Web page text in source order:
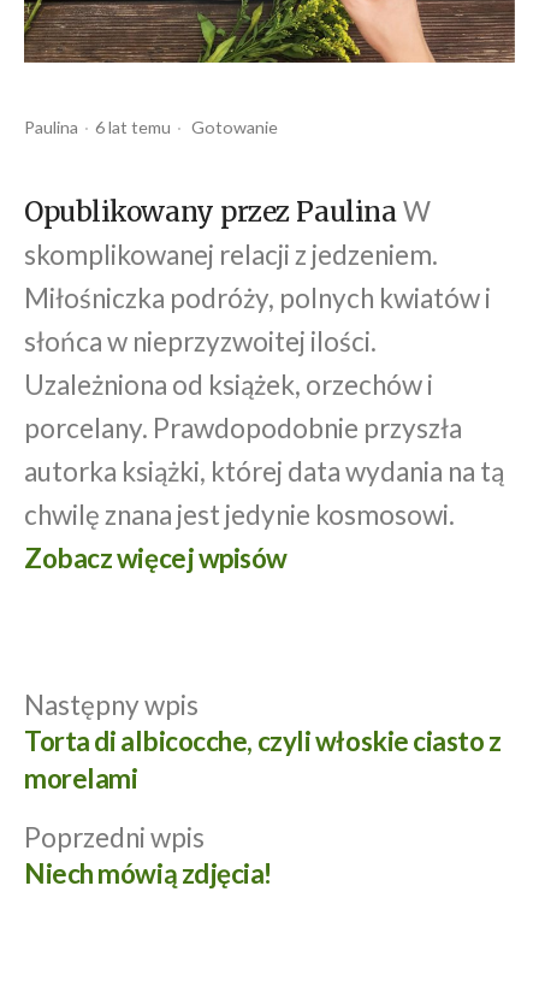
Opublikowany
Paulina 6 lat temu
Opublikowany
Gotowanie
Opublikowany przez PaulinaW
skomplikowanej relacji z jedzeniem.
Miłośniczka podróży, polnych kwiatów i
słońca w nieprzyzwoitej ilości.
Uzależniona od książek, orzechów i
porcelany. Prawdopodobnie przyszła
autorka książki, której data wydania na tą
chwilę znana jest jedynie kosmosowi.
Zobacz więcej wpisów
Nawigacja
wpisu
Poprzedni wpis
wpis:
Niech mówią zdjęcia!
Następny wpis
wpis:
Torta di albicocche, czyli włoskie ciasto z
morelami